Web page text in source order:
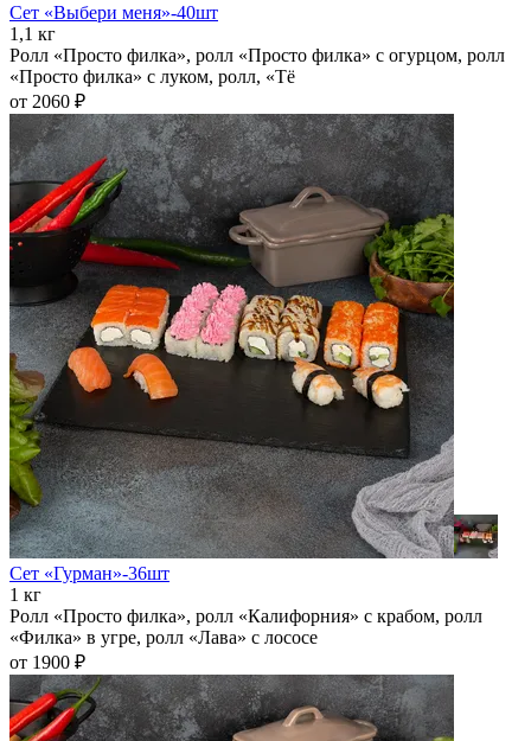
Сет «Выбери меня»-40шт
1,1 кг
Ролл «Просто филка», ролл «Просто филка» с огурцом, ролл
«Просто филка» с луком, ролл, «Тё
от 2060 ₽
Сет «Гурман»-36шт
1 кг
Ролл «Просто филка», ролл «Калифорния» с крабом, ролл
«Филка» в угре, ролл «Лава» с лососе
от 1900 ₽